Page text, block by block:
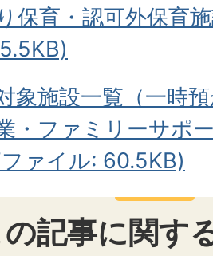
保育・認可外保育
象施設一覧（一時
・ファミリーサポ
ァイル: 60.5KB)
の記事に関す